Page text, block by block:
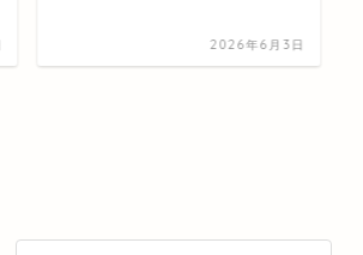
2026年6月3日